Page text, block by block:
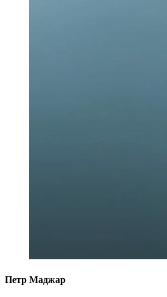
Петр Маджар